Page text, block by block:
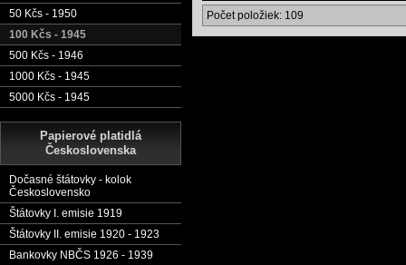
50 Kčs - 1950
100 Kčs - 1945
500 Kčs - 1946
1000 Kčs - 1945
5000 Kčs - 1945
Papierové platidlá
Československa
Dočasné štátovky - kolok
Československo
Štátovky I. emisie 1919
Štátovky II. emisie 1920 - 1923
Bankovky NBČS 1926 - 1939
Počet položiek: 109